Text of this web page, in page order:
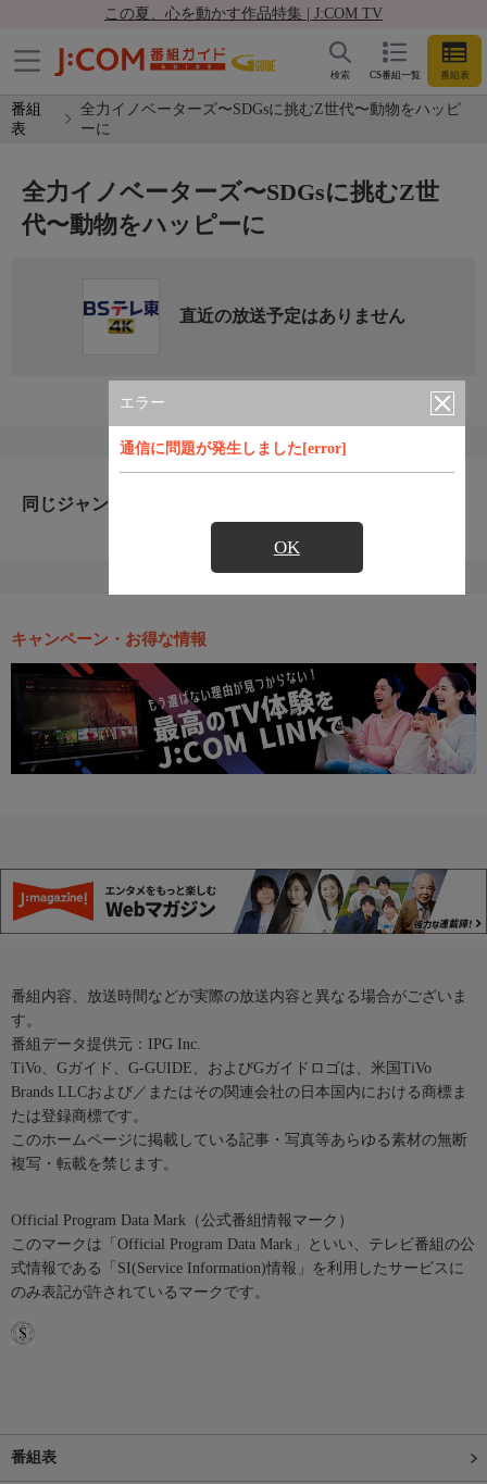
この夏、心を動かす作品特集 | J:COM TV
CS番組一覧 番組表
検索
番組
表
全力イノベーターズ〜SDGsに挑むZ世代〜動物をハッピ
ーに
エラー
通信に問題が発生しました[error]
OK
全力イノベーターズ〜SDGsに挑むZ世
代〜動物をハッピーに
直近の放送予定はありません
同じジャンルのおすすめ番組
キャンペーン・お得な情報
番組内容、放送時間などが実際の放送内容と異なる場合がございま
す。
番組データ提供元：IPG Inc.
TiVo、Gガイド、G-GUIDE、およびGガイドロゴは、米国TiVo
Brands LLCおよび／またはその関連会社の日本国内における商標ま
たは登録商標です。
このホームページに掲載している記事・写真等あらゆる素材の無断
複写・転載を禁じます。
Official Program Data Mark（公式番組情報マーク）
このマークは「Official Program Data Mark」といい、テレビ番組の公
式情報である「SI(Service Information)情報」を利用したサービスに
のみ表記が許されているマークです。
番組表